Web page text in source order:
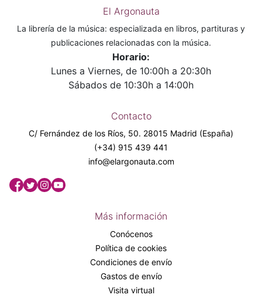
El Argonauta
La librería de la música: especializada en libros, partituras y
publicaciones relacionadas con la música.
Horario:
Lunes a Viernes, de 10:00h a 20:30h
Sábados de 10:30h a 14:00h
Contacto
C/ Fernández de los Ríos, 50. 28015 Madrid (España)
(+34) 915 439 441
info@elargonauta.com
Más información
Conócenos
Política de cookies
Condiciones de envío
Gastos de envío
Visita virtual